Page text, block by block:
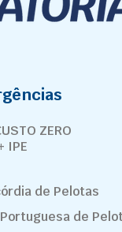
ZERO
IPE
de Pelotas
de